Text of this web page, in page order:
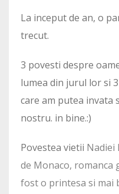
La inceput de an, o
trecut.
3 povesti despre
lumea din jurul lor si
care am putea invata
nostru. in bine.:)
Povestea vietii Nadiei
de Monaco, romanca
fost o printesa si mai